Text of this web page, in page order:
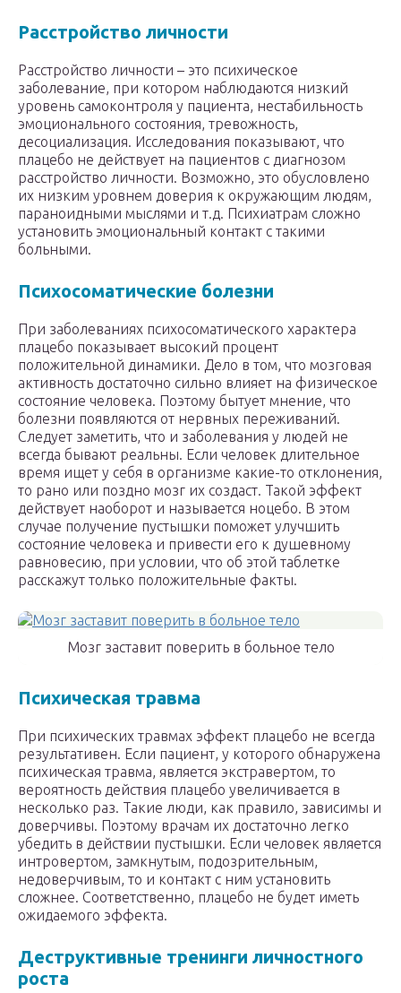
Расстройство личности
Расстройство личности – это психическое
заболевание, при котором наблюдаются низкий
уровень самоконтроля у пациента, нестабильность
эмоционального состояния, тревожность,
десоциализация. Исследования показывают, что
плацебо не действует на пациентов с диагнозом
расстройство личности. Возможно, это обусловлено
их низким уровнем доверия к окружающим людям,
параноидными мыслями и т.д. Психиатрам сложно
установить эмоциональный контакт с такими
больными.
Психосоматические болезни
При заболеваниях психосоматического характера
плацебо показывает высокий процент
положительной динамики. Дело в том, что мозговая
активность достаточно сильно влияет на физическое
состояние человека. Поэтому бытует мнение, что
болезни появляются от нервных переживаний.
Следует заметить, что и заболевания у людей не
всегда бывают реальны. Если человек длительное
время ищет у себя в организме какие-то отклонения,
то рано или поздно мозг их создаст. Такой эффект
действует наоборот и называется ноцебо. В этом
случае получение пустышки поможет улучшить
состояние человека и привести его к душевному
равновесию, при условии, что об этой таблетке
расскажут только положительные факты.
Мозг заставит поверить в больное тело
Психическая травма
При психических травмах эффект плацебо не всегда
результативен. Если пациент, у которого обнаружена
психическая травма, является экстравертом, то
вероятность действия плацебо увеличивается в
несколько раз. Такие люди, как правило, зависимы и
доверчивы. Поэтому врачам их достаточно легко
убедить в действии пустышки. Если человек является
интровертом, замкнутым, подозрительным,
недоверчивым, то и контакт с ним установить
сложнее. Соответственно, плацебо не будет иметь
ожидаемого эффекта.
Деструктивные тренинги личностного
роста